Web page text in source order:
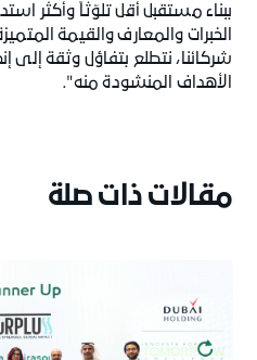
ببناء مستقبل أقل تلوّثاً وأكثر
الخبرات والمعارف والقيمة
شركائنا، نتطلع بتفاؤل وثقة إلى
الأهداف المنشودة منه".
مقالات ذات صلة